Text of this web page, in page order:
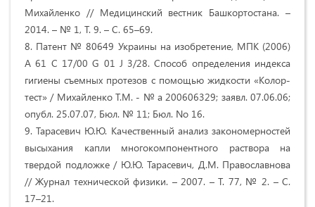
Михайленко // Медицинский вестник Башкортостана. –
2014. – № 1, Т. 9. – С. 65–69.
8. Патент № 80649 Украины на изобретение, МПК (2006)
А 61 С 17/00 G 01 J 3/28. Способ определения индекса
гигиены съемных протезов с помощью жидкости «Колор-
тест» / Михайленко Т.М. - № а 200606329; заявл. 07.06.06;
опубл. 25.07.07, Бюл. № 11; Бюл. No 16.
9. Тарасевич Ю.Ю. Качественный анализ закономерностей
высыхания капли многокомпонентного раствора на
твердой подложке / Ю.Ю. Тарасевич, Д.М. Православнова
// Журнал технической физики. – 2007. – Т. 77, № 2. – С.
17–21.